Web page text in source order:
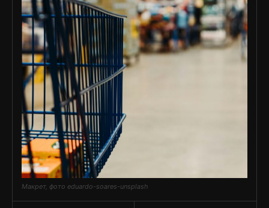
Макрет, фото eduardo-soares-unsplash